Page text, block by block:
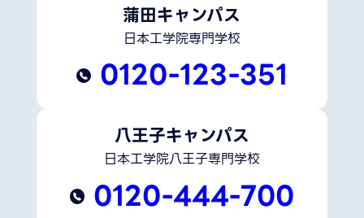
蒲田キャンパス
日本工学院専門学校
0120-123-351
八王子キャンパス
日本工学院八王子専門学校
0120-444-700